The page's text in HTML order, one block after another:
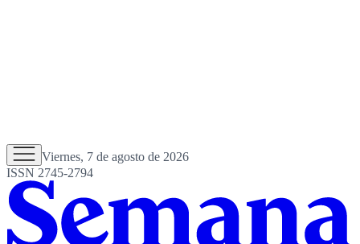
Viernes, 7 de agosto de 2026
ISSN 2745-2794